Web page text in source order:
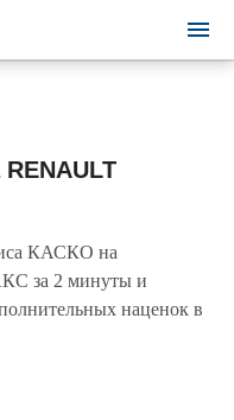
КАСКО на
за 2 минуты и
наценок в